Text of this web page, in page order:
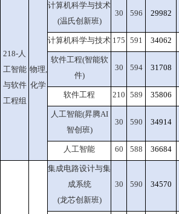
218-人
工智能
与软件
工程组
物理,
化学
计算机科学与技术
(温氏创新班)
30 596 29982
计算机科学与技术 175 591 34062
软件工程(智能软
件)
30 594 31708
软件工程 210 589 35806
人工智能(昇腾AI
智创班)
30 590 34914
人工智能 60 588 36684
集成电路设计与集
成系统
(龙芯创新班)
30 590 34570